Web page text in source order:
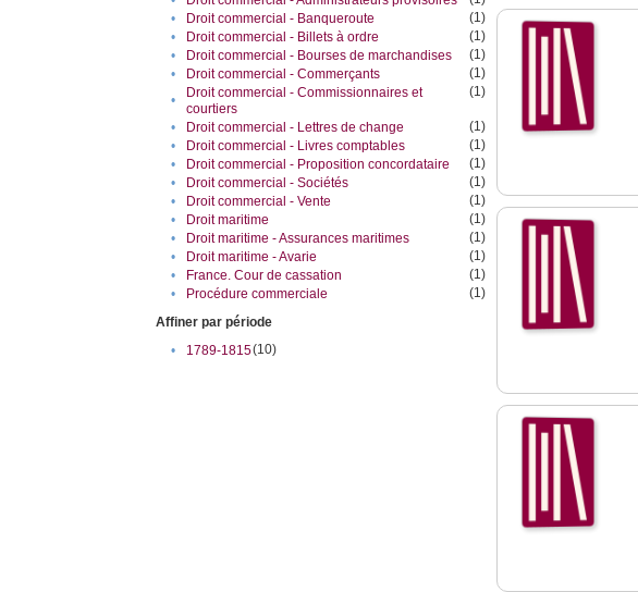
•
Droit commercial - Banqueroute
(1)
•
Droit commercial - Billets à ordre
(1)
•
Droit commercial - Bourses de marchandises
(1)
•
Droit commercial - Commerçants
(1)
•
Droit commercial - Commissionnaires et
courtiers
(1)
• Droit commercial - Lettres de change
(1)
•
Droit commercial - Livres comptables
(1)
•
Droit commercial - Proposition concordataire
(1)
•
Droit commercial - Sociétés
(1)
•
Droit commercial - Vente
(1)
•
Droit maritime
(1)
•
Droit maritime - Assurances maritimes
(1)
•
Droit maritime - Avarie
(1)
•
France. Cour de cassation
(1)
•
Procédure commerciale
(1)
Affiner par période
•
1789-1815(10)